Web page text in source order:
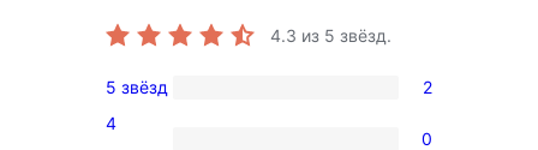
4.3 из 5 звёзд.
2
5-
5 звёзд 2
4
0